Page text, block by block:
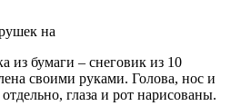
из бумаги – снеговик из 10
своими руками. Голова, нос и
глаза и рот нарисованы.